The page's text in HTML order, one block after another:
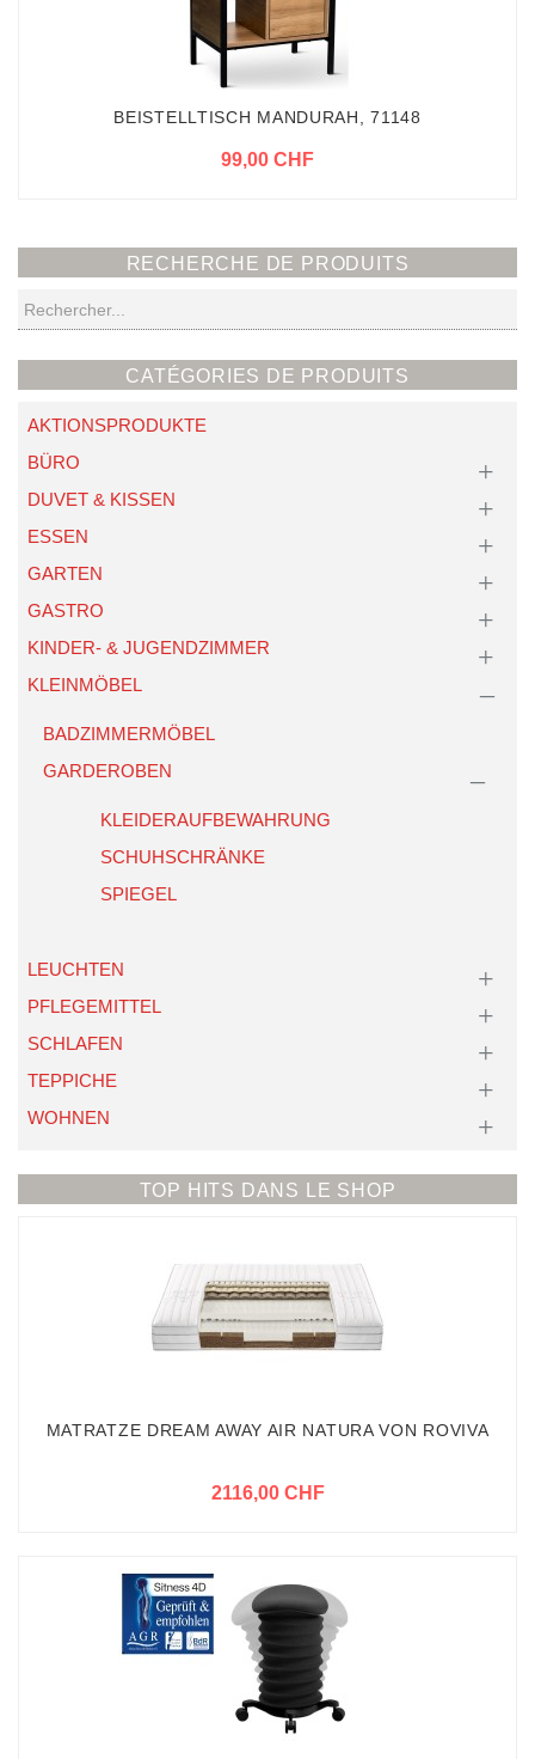
BEISTELLTISCH MANDURAH, 71148
99,00 CHF
RECHERCHE DE PRODUITS
Recherche
CATÉGORIES DE PRODUITS
AKTIONSPRODUKTE
BÜRO
DUVET & KISSEN
ESSEN
GARTEN
GASTRO
KINDER- & JUGENDZIMMER
KLEINMÖBEL
BADZIMMERMÖBEL
GARDEROBEN
KLEIDERAUFBEWAHRUNG
SCHUHSCHRÄNKE
SPIEGEL
LEUCHTEN
PFLEGEMITTEL
SCHLAFEN
TEPPICHE
WOHNEN
TOP HITS DANS LE SHOP
MATRATZE DREAM AWAY AIR NATURA VON ROVIVA
2116,00 CHF